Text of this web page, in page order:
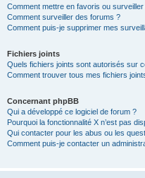
Comment mettre en favoris ou
Comment surveiller des forums ?
Comment puis-je supprimer mes
Fichiers joints
Quels fichiers joints sont autorisés sur
Comment trouver tous mes fichiers
Concernant phpBB
Qui a développé ce logiciel de forum ?
Pourquoi la fonctionnalité X n’est pas
Qui contacter pour les abus ou les
Comment puis-je contacter un